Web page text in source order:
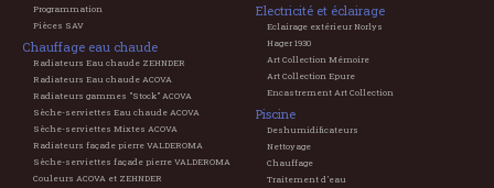
Programmation
Pièces SAV
Chauffage eau chaude
Radiateurs Eau chaude ZEHNDER
Radiateurs Eau chaude ACOVA
Radiateurs gammes "Stock" ACOVA
Sèche-serviettes Eau chaude ACOVA
Sèche-serviettes Mixtes ACOVA
Radiateurs façade pierre VALDEROMA
Sèche-serviettes façade pierre VALDEROMA
Couleurs ACOVA et ZEHNDER
Electricité et éclairage
Eclairage extérieur Norlys
Hager 1930
Art Collection Mémoire
Art Collection Epure
Encastrement Art Collection
Piscine
Deshumidificateurs
Nettoyage
Chauffage
Traitement d'eau